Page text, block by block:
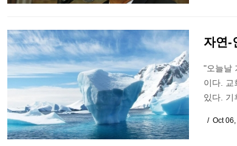
자연-
"오늘날
이다. 교
있다. 기
Oct